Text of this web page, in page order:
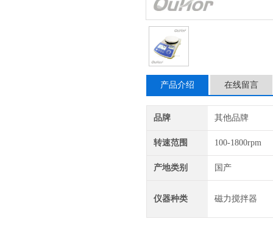
产品介绍 在线留言
品牌 其他品牌
转速范围 100-1800rpm
产地类别 国产
仪器种类 磁力搅拌器